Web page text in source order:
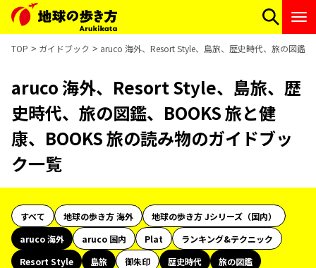
TOP ガイドブック aruco 海外、Resort Style、島旅、歴史時代、旅の図鑑
aruco 海外、Resort Style、島旅、歴
史時代、旅の図鑑、BOOKS 旅と健
康、BOOKS 旅の読み物のガイドブッ
ク一覧
すべて 地球の歩き方 海外
地球の歩き方 Jシリーズ（国内）
aruco 海外
aruco 国内 Plat
ランキング&テクニック
Resort Style
島旅 御朱印 歴史時代
旅の図鑑